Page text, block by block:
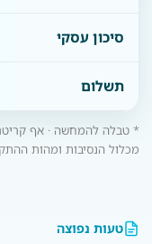
סיכון עסקי
תשלום
* טבלה להמחשה · אף
מכלול הנסיבות ומהות
טעות נפוצה